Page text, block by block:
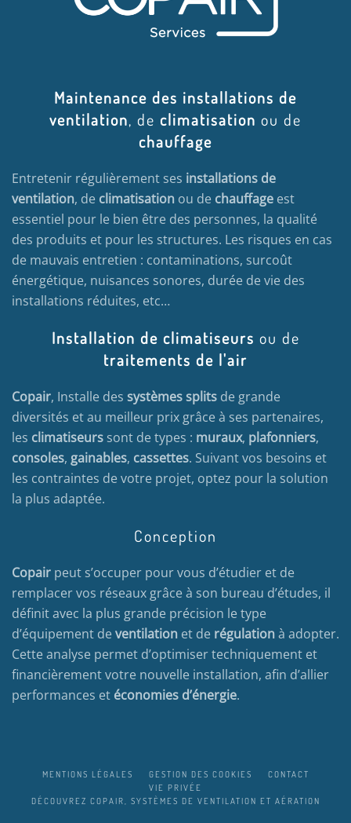
Maintenance des installations de
ventilation, de climatisation ou de
chauffage
Entretenir régulièrement ses installations de
ventilation, de climatisation ou de chauffage est
essentiel pour le bien être des personnes, la qualité
des produits et pour les structures. Les risques en cas
de mauvais entretien : contaminations, surcoût
énergétique, nuisances sonores, durée de vie des
installations réduites, etc…
Installation de climatiseurs ou de
traitements de l'air
Copair, Installe des systèmes splits de grande
diversités et au meilleur prix grâce à ses partenaires,
les climatiseurs sont de types : muraux, plafonniers,
consoles, gainables, cassettes. Suivant vos besoins et
les contraintes de votre projet, optez pour la solution
la plus adaptée.
Conception
Copair peut s’occuper pour vous d’étudier et de
remplacer vos réseaux grâce à son bureau d’études, il
définit avec la plus grande précision le type
d’équipement deventilation et de régulationà adopter.
Cette analyse permet d’optimiser techniquement et
financièrement votre nouvelle installation, afin d’allier
performances et économies d’énergie.
MENTIONS LÉGALES GESTION DES COOKIES
CONTACT
VIE PRIVÉE
DÉCOUVREZ COPAIR, SYSTÈMES DE VENTILATION ET AÉRATION